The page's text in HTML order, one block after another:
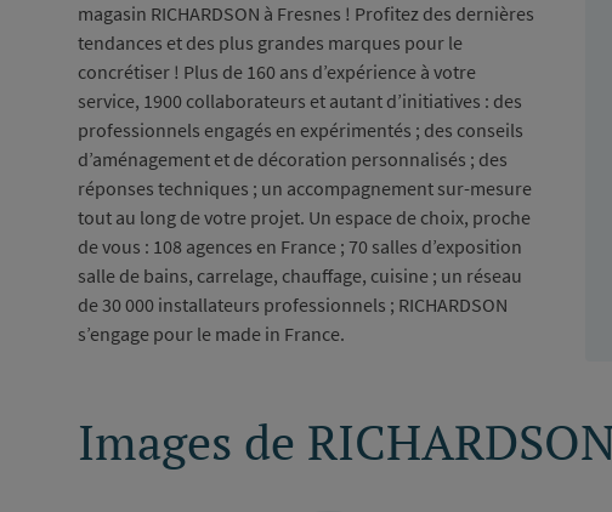
magasin RICHARDSON à Fresnes ! Profitez des dernières
tendances et des plus grandes marques pour le
concrétiser ! Plus de 160 ans d’expérience à votre
service, 1900 collaborateurs et autant d’initiatives : des
professionnels engagés en expérimentés ; des conseils
d’aménagement et de décoration personnalisés ; des
réponses techniques ; un accompagnement sur-mesure
tout au long de votre projet. Un espace de choix, proche
de vous : 108 agences en France ; 70 salles d’exposition
salle de bains, carrelage, chauffage, cuisine ; un réseau
de 30 000 installateurs professionnels ; RICHARDSON
s’engage pour le made in France.
Images de